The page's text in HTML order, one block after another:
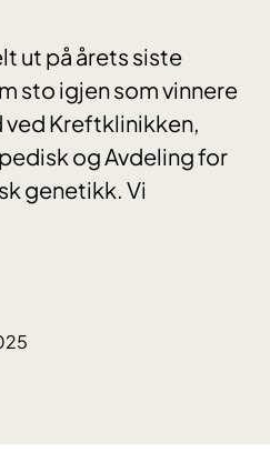
ut på årets siste
sto igjen som vinnere
ved Kreftklinikken,
og Avdeling for
genetikk. Vi